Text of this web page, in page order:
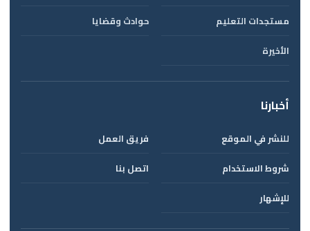
مستجدات التعليم
حوادث وقضايا
الأخيرة
أخبارنا
للنشر في الموقع
فريق العمل
شروط الاستخدام
اتصل بنا
للإشهار